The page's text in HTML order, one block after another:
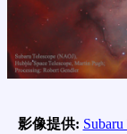
影像提供: Subaru